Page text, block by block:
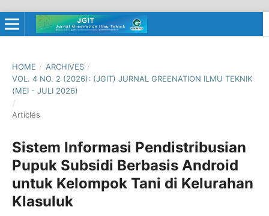
HOME / ARCHIVES /
VOL. 4 NO. 2 (2026): (JGIT) JURNAL GREENATION ILMU TEKNIK
(MEI - JULI 2026)
/
Articles
Sistem Informasi Pendistribusian
Pupuk Subsidi Berbasis Android
untuk Kelompok Tani di Kelurahan
Klasuluk